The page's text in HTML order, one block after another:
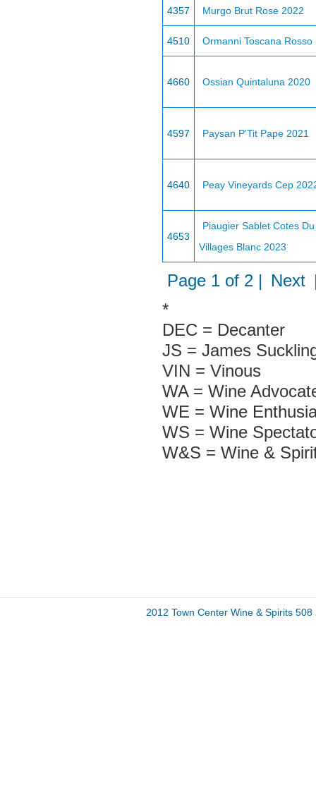
4357 Murgo Brut Rose 2022
4510 Ormanni Toscana
4660 Ossian Quintaluna 2020
4597 Paysan P'Tit Pape 2021
4640 Peay Vineyards Cep
4653
Piaugier Sablet Cotes
Villages Blanc 2023
Page 1 of 2 | Next
*
DEC = Decanter
JS = James
VIN = Vinous
WA = Wine
WE = Wine
WS = Wine
W&S = Wine &
2012 Town Center Wine & Spirits